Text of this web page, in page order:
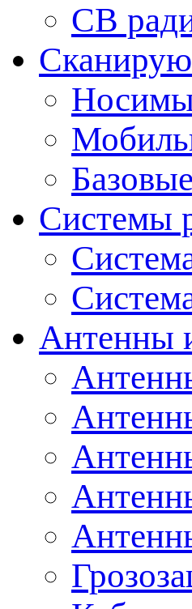
CB
Базовые
Системы
Антенны